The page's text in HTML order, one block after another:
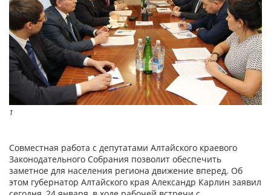
1
Совместная работа с депутатами Алтайского краевого
Законодательного Собрания позволит обеспечить
заметное для населения региона движение вперед. Об
этом губернатор Алтайского края Александр Карлин заявил